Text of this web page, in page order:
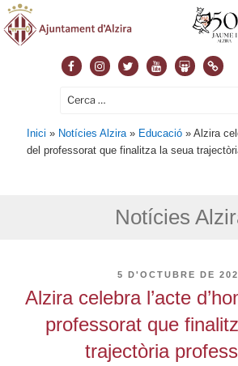
FacebookInstagram
TwitterYoutubeSlideshare
Cerca:
Inici » Notícies Alzira » Educació »Alzira
del professorat que finalitza la seua
Notícies
PUBLICAT
5 D'OCTUBRE DE
Alzira celebra l’acte
professorat que
trajectòria